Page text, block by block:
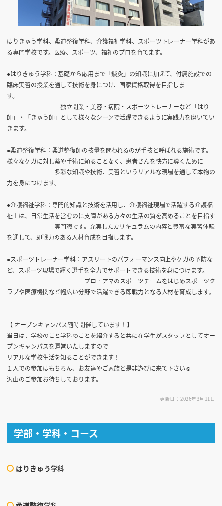
はりきゅう学科、柔道整復学科、介護福祉学科、スポーツトレーナー学科があ
る専門学校です。医療、スポーツ、福祉のプロを育てます。
●はりきゅう学科：基礎から応用まで「鍼灸」の知識に加えて、付属施設での
臨床実習の授業を通して技術を身につけ、国家資格取得を目指しま
す。
独立開業・美容・病院・スポーツトレーナーなど「はり
師」・「きゅう師」として様々なシーンで活躍できるように実践力を磨いてい
きます。
●柔道整復学科：柔道整復師の技量を問われるのが手技と呼ばれる施術です。
様々なケガに対し薬や手術に頼ることなく、患者さんを快方に導くために
多彩な知識や技術、実習というリアルな現場を通して本物の
力を身につけます。
●介護福祉学科：専門的知識と技術を活用し、介護福祉現場で活躍する介護福
祉士は、日常生活を営むのに支障がある方々の生活の質を高めることを目指す
専門職です。充実したカリキュラムの内容と豊富な実習体験
を通して、即戦力のある人材育成を目指します。
●スポーツトレーナー学科：アスリートのパフォーマンス向上やケガの予防な
ど、スポーツ現場で輝く選手を全力でサポートできる技術を身につけます。
プロ・アマのスポーツチームをはじめスポーツク
ラブや医療機関など幅広い分野で活躍できる即戦力となる人材を育成します。
【 オープンキャンパス随時開催しています！】
当日は、学校のこと学科のことを紹介すると共に在学生がスタッフとしてオー
プンキャンパスを運営いたしますので
リアルな学校生活を知ることができます！
１人での参加はもちろん、お友達やご家族と是非遊びに来て下さい☺
沢山のご参加お待ちしております。
更新日：2026年3月11日
学部・学科・コース
はりきゅう学科